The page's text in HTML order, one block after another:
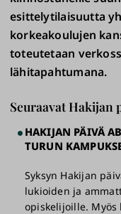
esittelytilaisuutta
korkeakoulujen
toteutetaan
lähitapahtumana.
Seuraavat Hakijan
HAKIJAN PÄIVÄ
TURUN
Syksyn Hakijan
lukioiden ja
opiskelijoille.